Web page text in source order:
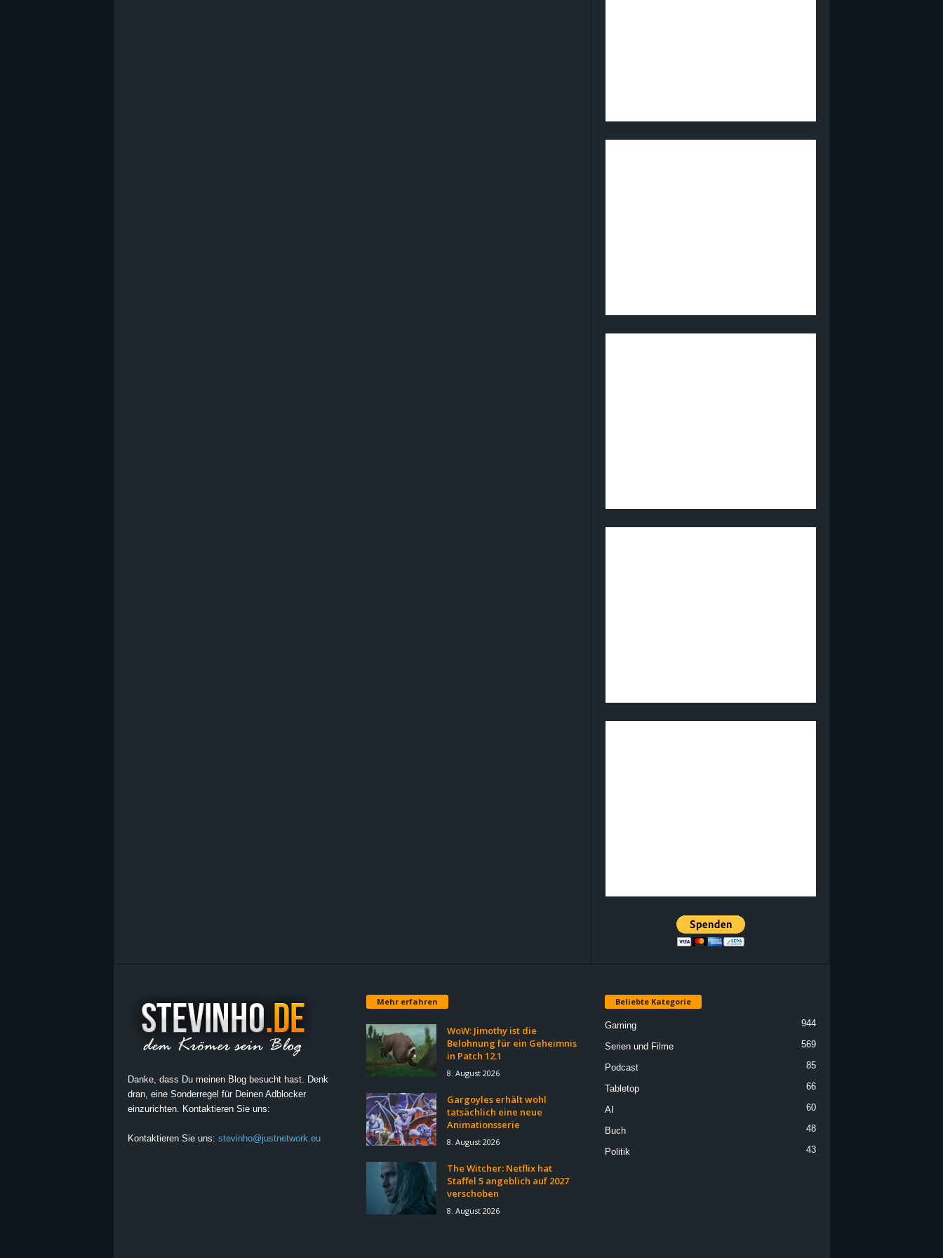
Danke, dass Du meinen Blog besucht hast. Denk
dran, eine Sonderregel für Deinen Adblocker
einzurichten. Kontaktieren Sie uns:
Kontaktieren Sie uns: stevinho@justnetwork.eu
Mehr erfahren
WoW: Jimothy ist die
Belohnung für ein Geheimnis
in Patch 12.1
8. August 2026
Gargoyles erhält wohl
tatsächlich eine neue
Animationsserie
8. August 2026
The Witcher: Netflix hat
Staffel 5 angeblich auf 2027
verschoben
8. August 2026
Beliebte Kategorie
Gaming 944
Serien und Filme 569
Podcast 85
Tabletop 66
AI 60
Buch 48
Politik 43